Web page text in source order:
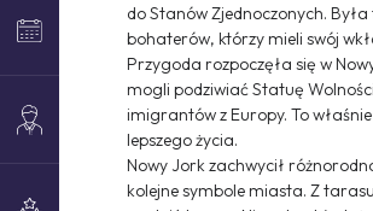
do Stanów Zjednoczonych.
bohaterów, którzy mieli swój
Przygoda rozpoczęła się w
mogli podziwiać Statuę
imigrantów z Europy. To
lepszego życia.
Nowy Jork zachwycił
kolejne symbole miasta. Z